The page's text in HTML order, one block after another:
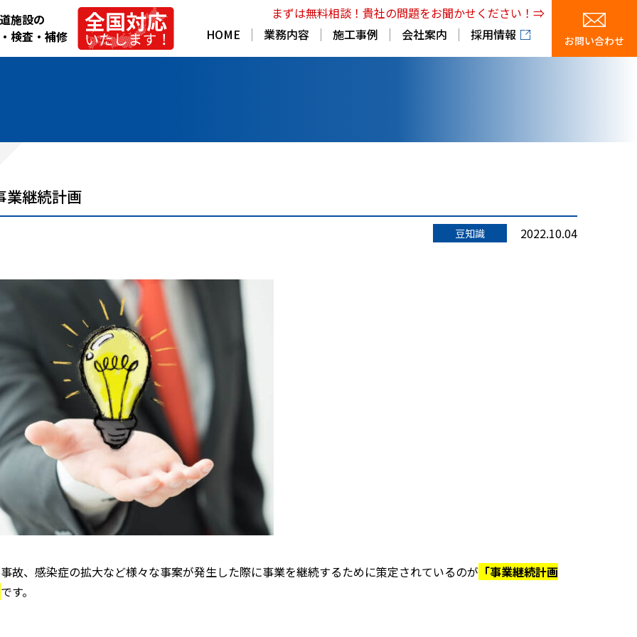
施設の
検査・補修
まずは無料相談！貴社の問題をお聞かせください！⇒
お問い合わせ
HOME 業務内容 施工事例 会社案内 採用情報
業継続計画
豆知識 2022.10.04
故、感染症の拡大など様々な事案が発生した際に事業を継続するために策定されているのが 「事業継続計画
です。